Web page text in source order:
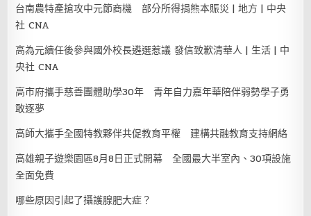
台南農特產搶攻中元節商機 部分所得捐熊本賑災 | 地方 | 中央
社 CNA
高為元續任後參與國外校長遴選惹議 發信致歉清華人 | 生活 | 中
央社 CNA
高市府攜手慈善團體助學30年 青年自力嘉年華陪伴弱勢學子勇
敢逐夢
高師大攜手全國特教夥伴共促教育平權 建構共融教育支持網絡
高雄親子遊樂園區8月8日正式開幕 全國最大半室內、30項設施
全面免費
哪些原因引起了攝護腺肥大症？